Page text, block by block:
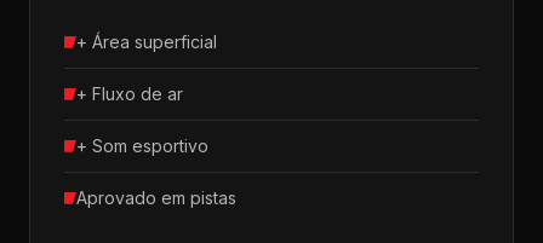
+ Área superficial
+ Fluxo de ar
+ Som esportivo
Aprovado em pistas